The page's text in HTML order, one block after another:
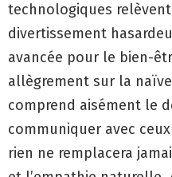
technologiques
divertissement
avancée pour le bien-
allègrement sur la
comprend aisément le
communiquer avec
rien ne remplacera